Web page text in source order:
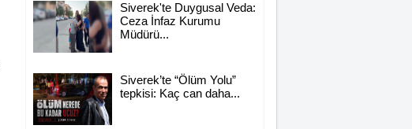
Siverek'te Duygusal Veda:
Ceza İnfaz Kurumu
Müdürü...
Siverek’te “Ölüm Yolu”
tepkisi: Kaç can daha...